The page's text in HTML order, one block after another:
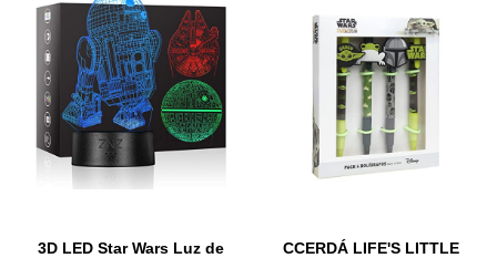
3D LED Star Wars Luz de
CCERDÁ LIFE'S LITTLE